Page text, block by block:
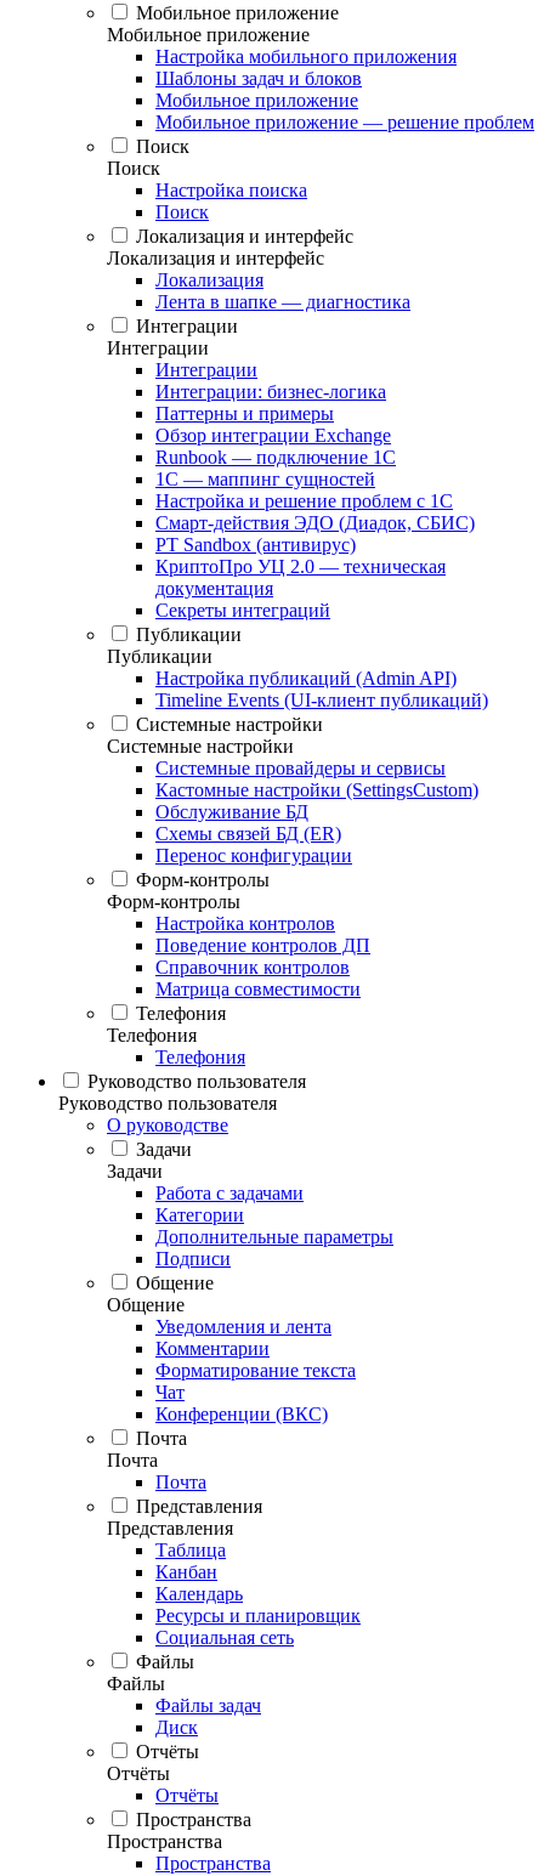
Мобильное приложение
Мобильное приложение
Настройка мобильного приложения
Шаблоны задач и блоков
Мобильное приложение
Мобильное приложение — решение проблем
Поиск
Поиск
Настройка поиска
Поиск
Локализация и интерфейс
Локализация и интерфейс
Локализация
Лента в шапке — диагностика
Интеграции
Интеграции
Интеграции
Интеграции: бизнес-логика
Паттерны и примеры
Обзор интеграции Exchange
Runbook — подключение 1С
1С — маппинг сущностей
Настройка и решение проблем с 1С
Смарт-действия ЭДО (Диадок, СБИС)
PT Sandbox (антивирус)
КриптоПро УЦ 2.0 — техническая
документация
Секреты интеграций
Публикации
Публикации
Настройка публикаций (Admin API)
Timeline Events (UI-клиент публикаций)
Системные настройки
Системные настройки
Системные провайдеры и сервисы
Кастомные настройки (SettingsCustom)
Обслуживание БД
Схемы связей БД (ER)
Перенос конфигурации
Форм-контролы
Форм-контролы
Настройка контролов
Поведение контролов ДП
Справочник контролов
Матрица совместимости
Телефония
Телефония
Телефония
Руководство пользователя
Руководство пользователя
О руководстве
Задачи
Задачи
Работа с задачами
Категории
Дополнительные параметры
Подписи
Общение
Общение
Уведомления и лента
Комментарии
Форматирование текста
Чат
Конференции (ВКС)
Почта
Почта
Почта
Представления
Представления
Таблица
Канбан
Календарь
Ресурсы и планировщик
Социальная сеть
Файлы
Файлы
Файлы задач
Диск
Отчёты
Отчёты
Отчёты
Пространства
Пространства
Пространства